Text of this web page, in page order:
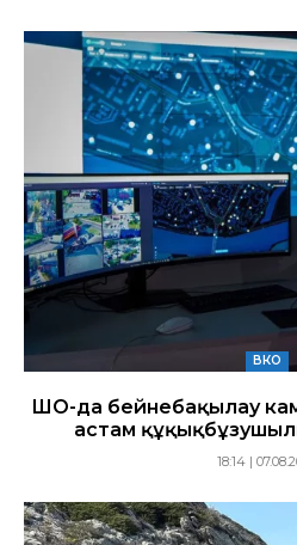
ВКО
ШҚО-да бейнебақылау
астам
18:14 |